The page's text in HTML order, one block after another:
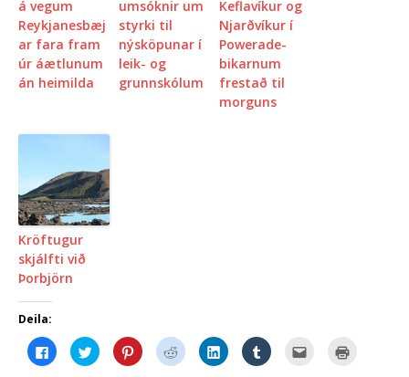
á vegum
Reykjanesbæj
ar fara fram
úr áætlunum
án heimilda
umsóknir um
styrki til
nýsköpunar í
leik- og
grunnskólum
Keflavíkur og
Njarðvíkur í
Powerade-
bikarnum
frestað til
morguns
Kröftugur
skjálfti við
Þorbjörn
Deila:
C
l
C
l
C
l
C
l
C
l
C
l